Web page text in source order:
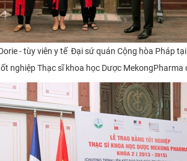
- tùy viên y tế Đại sứ quán Cộng hòa Pháp
nghiệp Thạc sĩ khoa học Dược MekongPharma